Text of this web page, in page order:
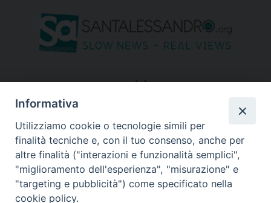
seguici su
Informativa
Utilizziamo cookie o tecnologie simili per
finalità tecniche e, con il tuo consenso, anche per
altre finalità ("interazioni e funzionalità semplici",
"miglioramento dell'esperienza", "misurazione" e
"targeting e pubblicità") come specificato nella
cookie policy.